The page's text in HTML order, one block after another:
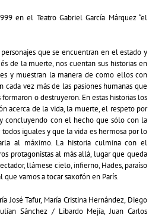
en el Teatro Gabriel García Márquez “el
que se encuentran en el estado y
de la muerte, nos cuentan sus historias en
y muestran la manera de como ellos con
cada vez más de las pasiones humanas que
o destruyeron. En estas historias los
acerca de la vida, la muerte, el respeto por
concluyendo con el hecho que sólo con la
iguales y que la vida es hermosa por lo
al máximo. La historia culmina con el
protagonistas al más allá, lugar que queda
llámese cielo, infierno, Hades, paraíso
que vamos a tocar saxofón en París.
José Tafur, María Cristina Hernández, Diego
Sánchez / Libardo Mejía, Juan Carlos